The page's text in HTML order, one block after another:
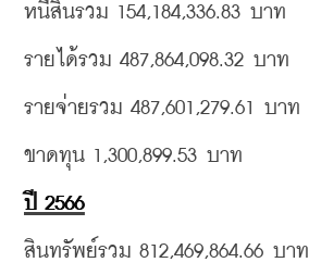
หนี้สินรวม 154,184,336.83 บาท
รายได้รวม 487,864,098.32 บาท
รายจ่ายรวม 487,601,279.61 บาท
ขาดทุน 1,300,899.53 บาท
ปี 2566
สินทรัพย์รวม 812,469,864.66 บาท